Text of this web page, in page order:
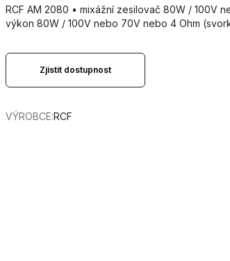
RCF AM 2080 • mixážní zesilovač 80W / 100V
výkon 80W / 100V nebo 70V nebo 4 Ohm
Zjistit dostupnost
VÝROBCE:RCF